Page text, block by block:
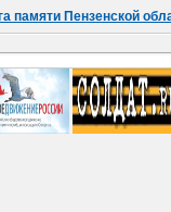
памяти Пензенской